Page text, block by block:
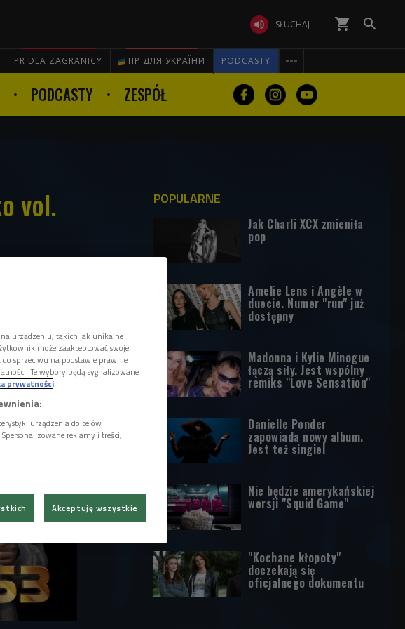
 SŁUCHAJ shopping_cart 
PR DLA ZAGRANICY ПР ДЛЯ УКРАЇНИ PODCASTY 

PODCASTY ZESPÓŁ
vol. POPULARNE
Jak Charli XCX zmieniła
pop
Amelie Lens i Angèle w
duecie. Numer "run" już
dostępny
Madonna i Kylie Minogue
łączą siły. Jest wspólny
remiks "Love Sensation"
Danielle Ponder
zapowiada nowy album.
Jest też singiel
Nie będzie amerykańskiej
wersji "Squid Game"
"Kochane kłopoty"
doczekają się
oficjalnego dokumentu
urządzeniu, takich jak unikalne
może zaakceptować swoje
sprzeciwu na podstawie prawnie
Te wybory będą sygnalizowane
prywatności
urządzenia do celów
reklamy i treści,
Akceptuję wszystkie